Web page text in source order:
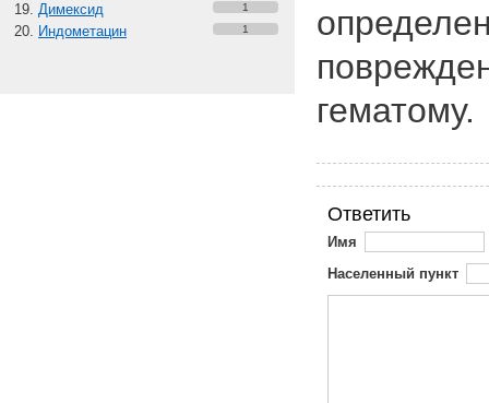
Димексид 1
Индометацин 1
гематому.
Ответить
Имя
Населенный пункт